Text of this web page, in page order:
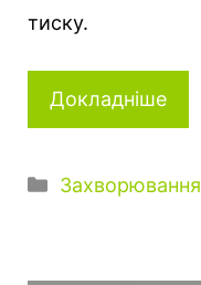
тиску.
Докладніше
К
Захворювання